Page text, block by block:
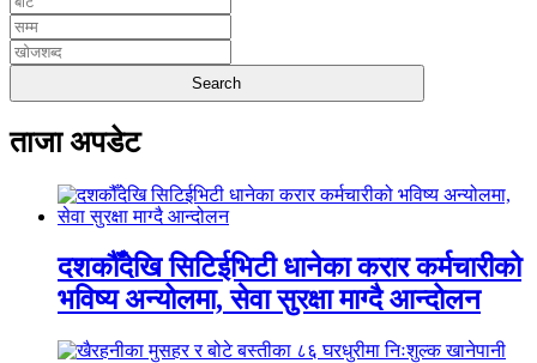
ताजा अपडेट
दशकौँदेखि सिटिईभिटी धानेका करार कर्मचारीको
भविष्य अन्योलमा, सेवा सुरक्षा माग्दै आन्दोलन